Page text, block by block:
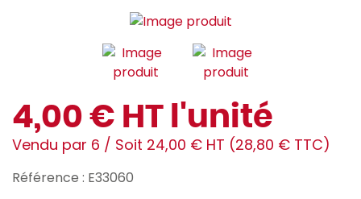
4,00 € HT l'unité
Vendu par 6 / Soit 24,00 € HT (28,80 € TTC)
Référence : E33060